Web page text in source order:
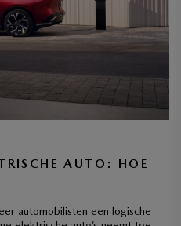
AUTO: HOE
automobilisten een logische